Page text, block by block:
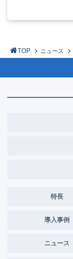
TOP ニュース
特長
導入事例
ニュース